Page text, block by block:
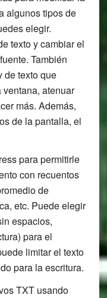
algunos tipos de
elegir.
texto y cambiar el
También
de texto que
atenuar
más. Además,
de la pantalla, el
para permitirle
con recuentos
de
etc. Puede elegir
espacios,
para el
limitar el texto
para la escritura.
TXT usando